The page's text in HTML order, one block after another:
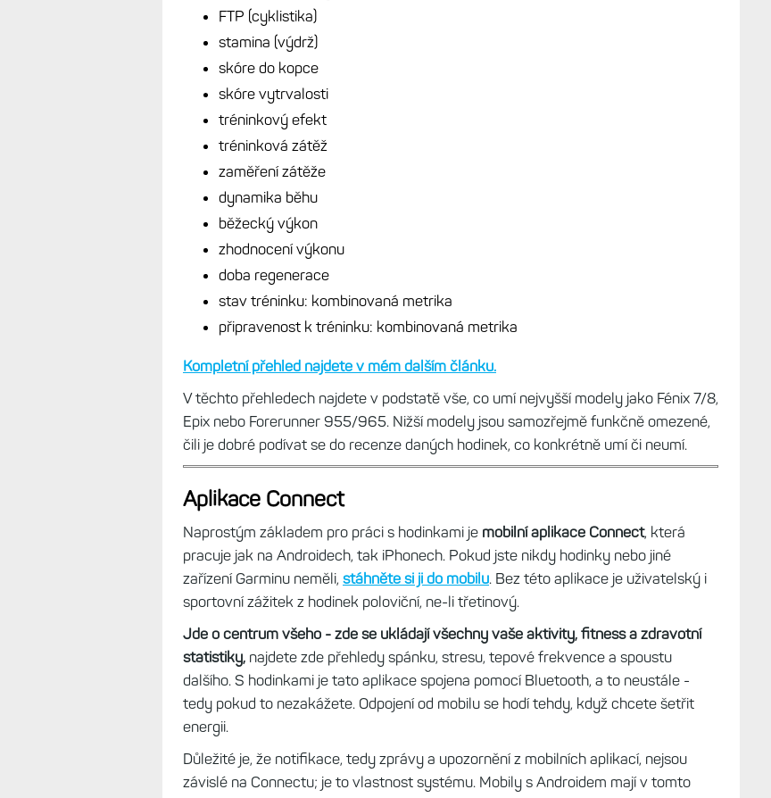
FTP (cyklistika)
stamina (výdrž)
skóre do kopce
skóre vytrvalosti
tréninkový efekt
tréninková zátěž
zaměření zátěže
dynamika běhu
běžecký výkon
zhodnocení výkonu
doba regenerace
stav tréninku: kombinovaná metrika
připravenost k tréninku: kombinovaná metrika
Kompletní přehled najdete v mém dalším článku.
V těchto přehledech najdete v podstatě vše, co umí nejvyšší modely jako Fénix 7/8,
Epix nebo Forerunner 955/965. Nižší modely jsou samozřejmě funkčně omezené,
čili je dobré podívat se do recenze daných hodinek, co konkrétně umí či neumí.
Aplikace Connect
Naprostým základem pro práci s hodinkami je mobilní aplikace Connect, která
pracuje jak na Androidech, tak iPhonech. Pokud jste nikdy hodinky nebo jiné
zařízení Garminu neměli, stáhněte si ji do mobilu. Bez této aplikace je uživatelský i
sportovní zážitek z hodinek poloviční, ne-li třetinový.
Jde o centrum všeho - zde se ukládají všechny vaše aktivity, fitness a zdravotní
statistiky, najdete zde přehledy spánku, stresu, tepové frekvence a spoustu
dalšího. S hodinkami je tato aplikace spojena pomocí Bluetooth, a to neustále -
tedy pokud to nezakážete. Odpojení od mobilu se hodí tehdy, když chcete šetřit
energii.
Důležité je, že notifikace, tedy zprávy a upozornění z mobilních aplikací, nejsou
závislé na Connectu; je to vlastnost systému. Mobily s Androidem mají v tomto